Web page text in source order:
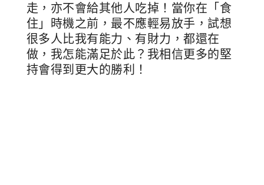
走，亦不會給其他人吃掉！當你在「食
住」時機之前，最不應輕易放手，試想
很多人比我有能力、有財力，都還在
做，我怎能滿足於此？我相信更多的堅
持會得到更大的勝利！